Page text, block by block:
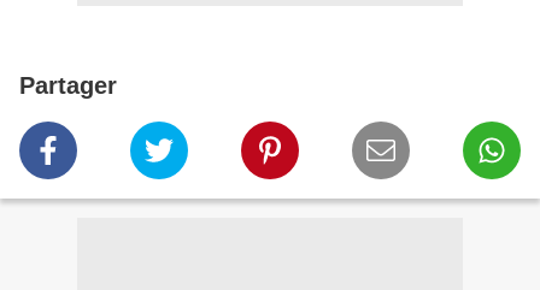
Partager